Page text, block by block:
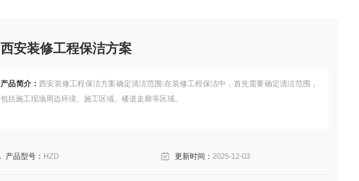
西安装修工程保洁方案
产品简介：西安装修工程保洁方案确定清洁范围:在装修工程保洁中，首先需要确定清洁范围，
包括施工现场周边环境、施工区域、楼道走廊等区域。
产品型号： HZD 更新时间： 2025-12-03